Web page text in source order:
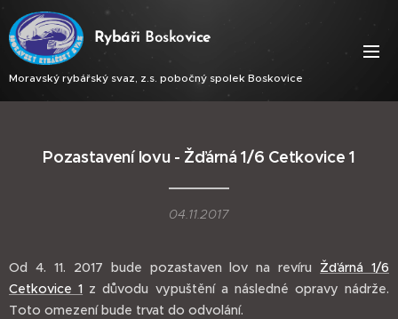
Rybáři Boskovice
Moravský rybářský svaz, z.s. pobočný spolek Boskovice
Pozastavení lovu - Žďárná 1/6 Cetkovice 1
04.11.2017
Od 4. 11. 2017 bude pozastaven lov na revíru Žďárná 1/6
Cetkovice 1 z důvodu vypuštění a následné opravy nádrže.
Toto omezení bude trvat do odvolání.